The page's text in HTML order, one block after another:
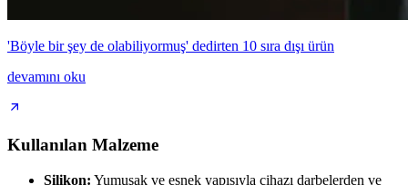
'Böyle bir şey de olabiliyormuş' dedirten 10 sıra dışı ürün
devamını oku
Kullanılan Malzeme
Silikon: Yumuşak ve esnek yapısıyla cihazı darbelerden ve